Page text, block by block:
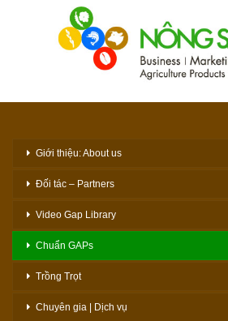
Giới thiệu: About us
Đối tác – Partners
Video Gap Library
Chuẩn GAPs
Trồng Trọt
Chuyên gia | Dịch vụ